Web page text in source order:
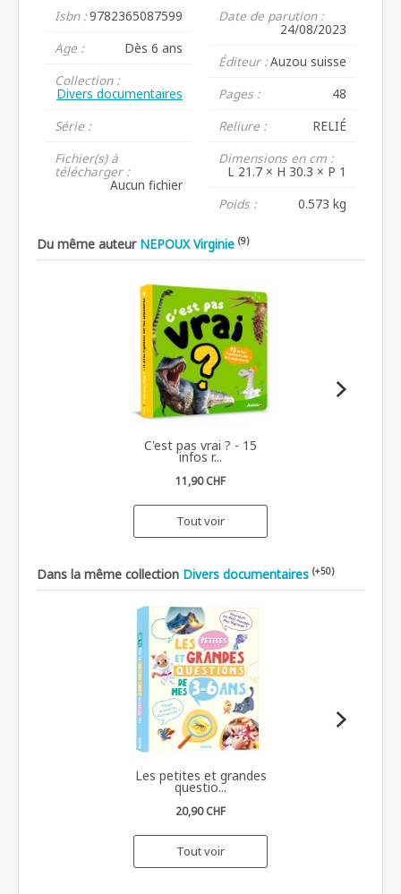
Isbn :9782365087599
Age :
Dès 6 ans
Collection :
Divers documentaires
Série :
Fichier(s) à
télécharger :
Aucun fichier
Date de parution :
24/08/2023
Éditeur :Auzou suisse
Pages :
48
Reliure :
RELIÉ
Dimensions en cm :
L 21.7 × H 30.3 × P 1
Poids :
0.573 kg
Du même auteur NEPOUX Virginie (9)
C'est pas vrai ? - 15
infos r...
11,90 CHF
Tout voir
Dans la même collection Divers documentaires (+50)
Les petites et grandes
questio...
20,90 CHF
Tout voir